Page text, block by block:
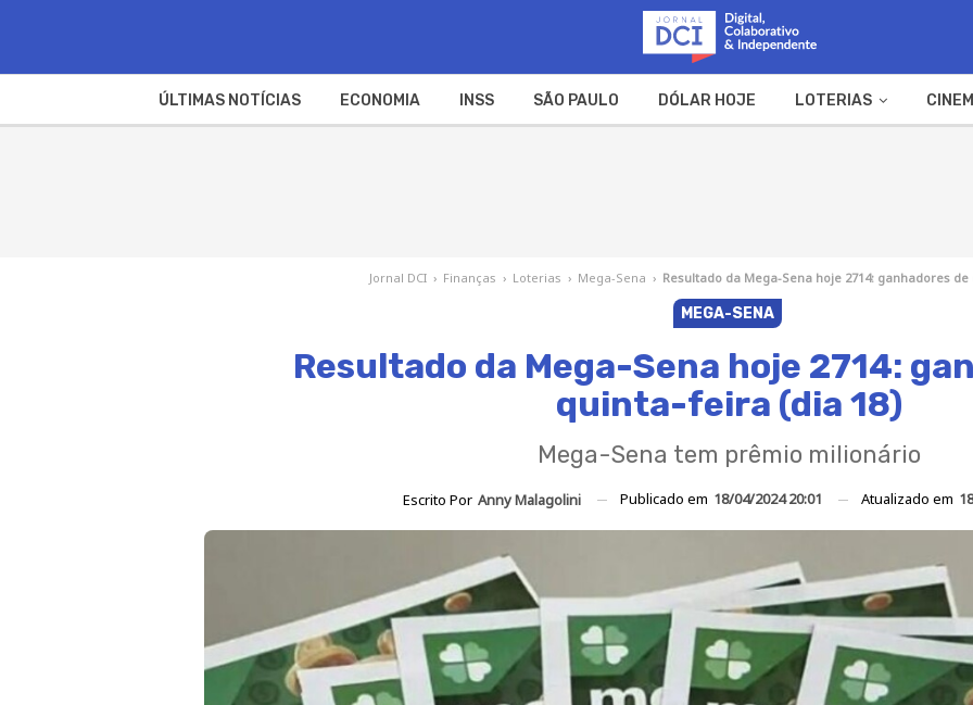
ÚLTIMAS NOTÍCIAS ECONOMIA INSS SÃO PAULO DÓLAR HOJE LOTERIAS
Jornal DCI › Finanças › Loterias › Mega-Sena › Resultado da Mega-Sena hoje 2714: ganhadores
MEGA-SENA
Resultado da Mega-Sena hoje 2714:
quinta-feira (dia 18)
Mega-Sena tem prêmio milionário
Escrito Por Anny Malagolini Publicado em 18/04/2024 20:01 Atualizado em